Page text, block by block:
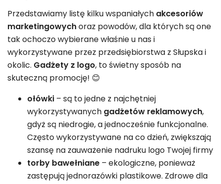
Przedstawiamy listę kilku wspaniałych akcesoriów
marketingowychoraz powodów, dla których są one
tak ochoczo wybierane właśnie u nas i
wykorzystywane przez przedsiębiorstwa z Słupska i
okolic. Gadżety z logo, to świetny sposób na
skuteczną promocję! 😊
ołówki – są to jedne z najchętniej
wykorzystywanych gadżetów reklamowych,
gdyż są niedrogie, a jednocześnie funkcjonalne.
Często wykorzystywane na co dzień, zwiększają
szansę na zauważenie nadruku logo Twojej firmy
torby bawełniane – ekologiczne, ponieważ
zastępują jednorazówki plastikowe. Zdrowe dla